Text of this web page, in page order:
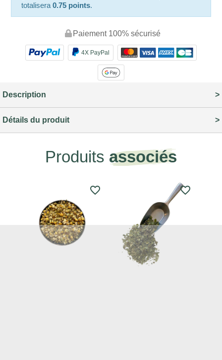
totalisera0.75 points.
Paiement 100% sécurisé
4X PayPal
Description
Détails du produit
Produits associés
favorite_border favorite_border